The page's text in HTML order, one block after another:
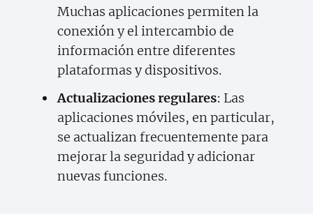
Muchas aplicaciones permiten la
conexión y el intercambio de
información entre diferentes
plataformas y dispositivos.
Actualizaciones regulares: Las
aplicaciones móviles, en particular,
se actualizan frecuentemente para
mejorar la seguridad y adicionar
nuevas funciones.